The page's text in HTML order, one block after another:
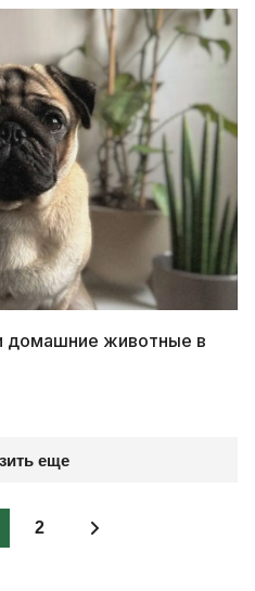
домашние животные в
еще
2